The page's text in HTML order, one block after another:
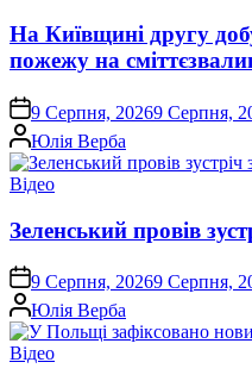
На Київщині другу
пожежу на
on9 Серпня, 20269 Серпня,
Опубліковано
Юлія Верба
Опублікувати
Відео
Зеленський провів
on9 Серпня, 20269 Серпня,
Опубліковано
Юлія Верба
Опублікувати
Відео